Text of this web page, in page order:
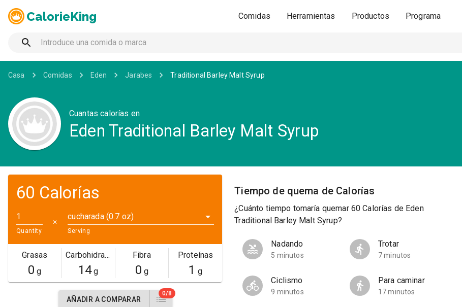
CalorieKing Comidas Herramientas Productos Programa
Casa Comidas Eden Jarabes Traditional Barley Malt Syrup
Cuantas calorías en
Eden Traditional Barley Malt Syrup
60 Calorías
Quantity
✕
cucharada (0.7 oz)
Serving
Grasas
0 g
Carbohidratos
14g
Fibra
0 g
Proteínas
1 g
AÑADIR A COMPARAR
0/8
Tiempo de quema de Calorías
¿Cuánto tiempo tomaría quemar 60 Calorías de Eden
Traditional Barley Malt Syrup?
Nadando
5 minutos
Trotar
7 minutos
Ciclismo
9 minutos
Para caminar
17 minutos